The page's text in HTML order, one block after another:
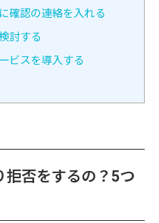
確認の連絡を入れる
討する
ビスを導入する
拒否をするの？5つ